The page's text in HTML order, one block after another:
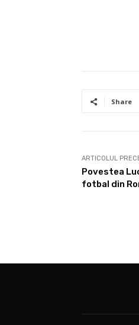
Share
ARTICOLUL
Povestea
fotbal din